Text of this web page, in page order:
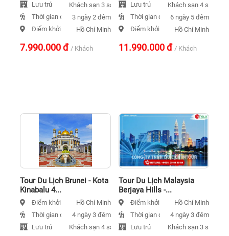
Lưu trú
Khách sạn 3 sao
Thời gian đi
3 ngày 2 đêm
Điểm khởi hành Hồ Chí Minh
7.990.000đ / Khách
Lưu trú
Khách sạn 4 sao
Thời gian đi
6 ngày 5 đêm
Điểm khởi hànhHồ Chí Minh
11.990.000đ / Khách
Tour Du Lịch Brunei - Kota
Kinabalu 4...
Điểm khởi hành Hồ Chí Minh
Thời gian đi
4 ngày 3 đêm
Lưu trú
Khách sạn 4 sao
Tour Du Lịch Malaysia
Berjaya Hills -...
Điểm khởi hànhHồ Chí Minh
Thời gian đi
4 ngày 3 đêm
Lưu trú
Khách sạn 3 sao